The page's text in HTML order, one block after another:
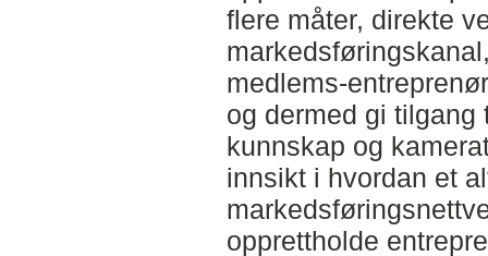
flere måter, direkte
medlems-
og dermed gi
kunnskap og
innsikt i hvordan et
opprettholde